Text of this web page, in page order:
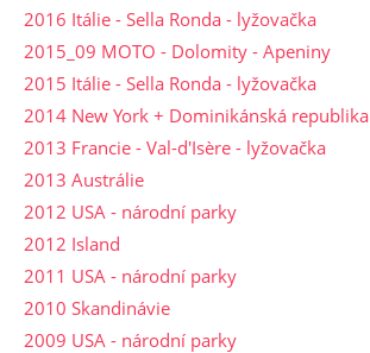
2016 Itálie - Sella Ronda - lyžovačka
2015_09 MOTO - Dolomity - Apeniny
2015 Itálie - Sella Ronda - lyžovačka
2014 New York + Dominikánská republika
2013 Francie - Val-d'Isère - lyžovačka
2013 Austrálie
2012 USA - národní parky
2012 Island
2011 USA - národní parky
2010 Skandinávie
2009 USA - národní parky